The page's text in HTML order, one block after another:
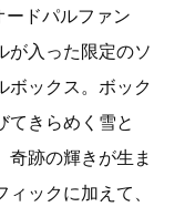
ードパルファン
が入った限定のソ
ボックス。ボック
てきらめく雪と
奇跡の輝きが生ま
ックに加えて、